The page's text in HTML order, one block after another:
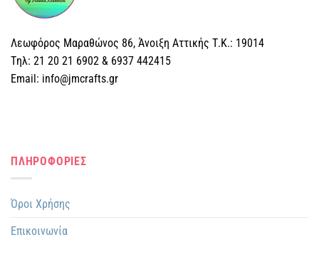
Λεωφόρος Μαραθώνος 86, Άνοιξη Αττικής Τ.Κ.: 19014
Tηλ: 21 20 21 6902 & 6937 442415
Email: info@jmcrafts.gr
ΠΛΗΡΟΦΟΡΙΕΣ
Όροι Χρήσης
Επικοινωνία